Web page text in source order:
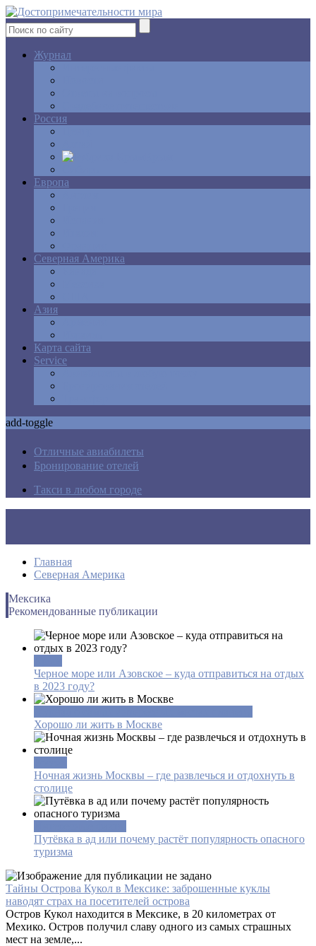
Журнал
Россия
Европа
Северная Америка
Азия
Карта сайта
Service
add-toggle
Отличные авиабилеты
Бронирование отелей
Такси в любом городе
Главная
Северная Америка
Мексика
Рекомендованные публикации
Черное море или Азовское – куда отправиться на отдых
в 2023 году?
Хорошо ли жить в Москве
Ночная жизнь Москвы – где развлечься и отдохнуть в
столице
Путёвка в ад или почему растёт популярность опасного
туризма
Тайны Острова Кукол в Мексике: заброшенные куклы
наводят страх на посетителей острова
Остров Кукол находится в Мексике, в 20 километрах от
Мехико. Остров получил славу одного из самых страшных
мест на земле,...